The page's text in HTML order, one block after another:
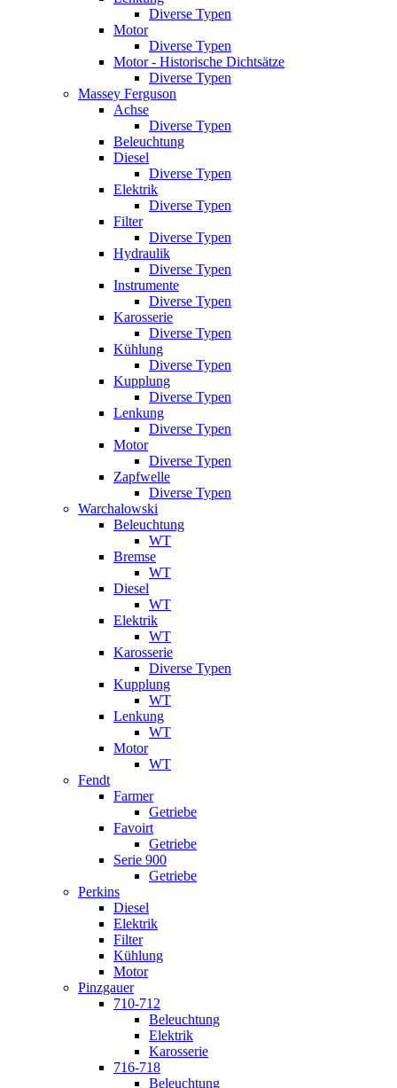
Diverse Typen
Motor
Diverse Typen
Motor - Historische Dichtsätze
Diverse Typen
Massey Ferguson
Achse
Diverse Typen
Beleuchtung
Diesel
Diverse Typen
Elektrik
Diverse Typen
Filter
Diverse Typen
Hydraulik
Diverse Typen
Instrumente
Diverse Typen
Karosserie
Diverse Typen
Kühlung
Diverse Typen
Kupplung
Diverse Typen
Lenkung
Diverse Typen
Motor
Diverse Typen
Zapfwelle
Diverse Typen
Warchalowski
Beleuchtung
WT
Bremse
WT
Diesel
WT
Elektrik
WT
Karosserie
Diverse Typen
Kupplung
WT
Lenkung
WT
Motor
WT
Fendt
Farmer
Getriebe
Favoirt
Getriebe
Serie 900
Getriebe
Perkins
Diesel
Elektrik
Filter
Kühlung
Motor
Pinzgauer
710-712
Beleuchtung
Elektrik
Karosserie
716-718
Beleuchtung